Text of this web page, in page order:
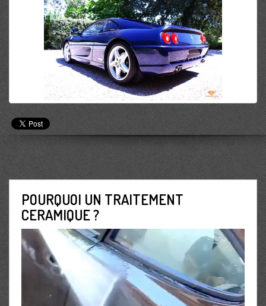
POURQUOI UN TRAITEMENT
CERAMIQUE ?
Lecteur
vidéo